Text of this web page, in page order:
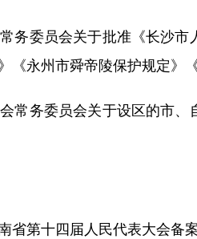
委员会关于批准《长沙市
永州市舜帝陵保护规定》
务委员会关于设区的市、
第十四届人民代表大会备案